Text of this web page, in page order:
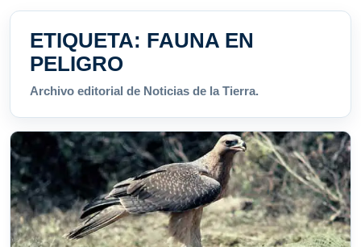
ETIQUETA: FAUNA EN
PELIGRO
Archivo editorial de Noticias de la Tierra.